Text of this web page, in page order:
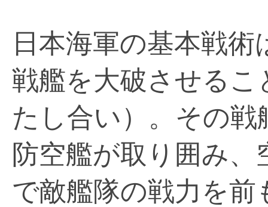
日本海軍の基本戦
戦艦を大破させる
たし合い）。その
防空艦が取り囲み
で敵艦隊の戦力を